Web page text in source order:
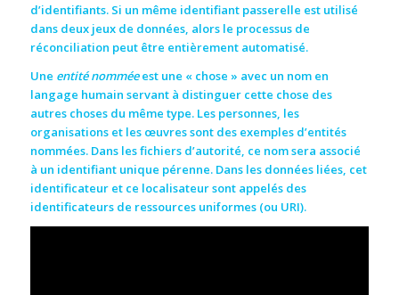
d’identifiants. Si un même identifiant passerelle est utilisé
dans deux jeux de données, alors le processus de
réconciliation peut être entièrement automatisé.
Une entité nomméeest une « chose » avec un nom en
langage humain servant à distinguer cette chose des
autres choses du même type. Les personnes, les
organisations et les œuvres sont des exemples d’entités
nommées. Dans les fichiers d’autorité, ce nom sera associé
à un identifiant unique pérenne. Dans les données liées, cet
identificateur et ce localisateur sont appelés des
identificateurs de ressources uniformes (ou URI).